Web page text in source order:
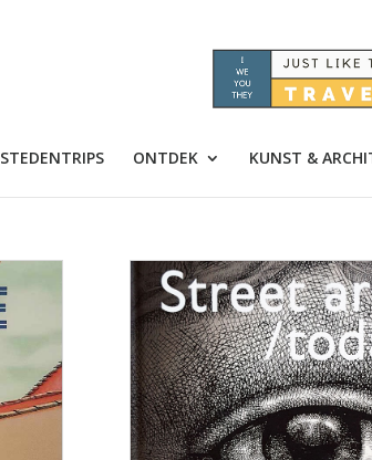
STEDENTRIPS ONTDEK KUNST &